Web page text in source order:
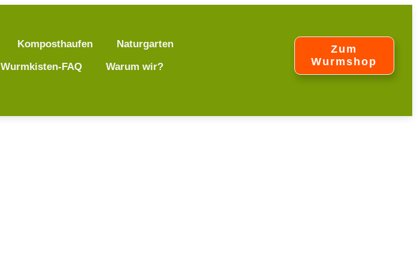
Komposthaufen
Naturgarten
Wurmkisten-FAQ Warum wir?
Zum
Wurmshop